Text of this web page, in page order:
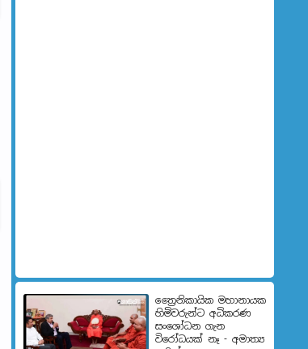
ත්‍රෛනිකායික මහානායක
හිමිවරුන්ට අධිකරණ
සංශෝධන ගැන
විරෝධයක් නෑ - අමාත්‍ය